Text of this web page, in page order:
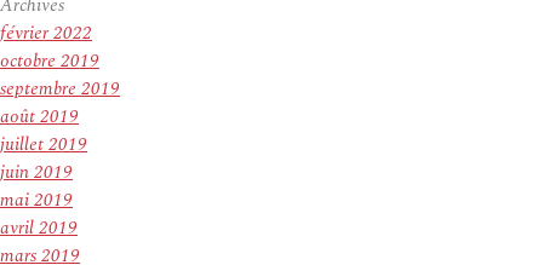
février 2022
octobre 2019
septembre 2019
août 2019
juillet 2019
juin 2019
mai 2019
avril 2019
mars 2019